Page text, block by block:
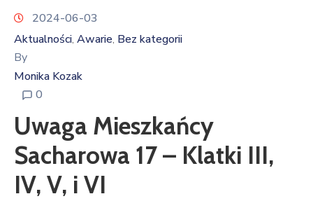
2024-06-03
Aktualności‚ Awarie‚ Bez kategorii
By
Monika Kozak
0
Uwaga Mieszkańcy
Sacharowa 17 – Klatki III,
IV, V, i VI